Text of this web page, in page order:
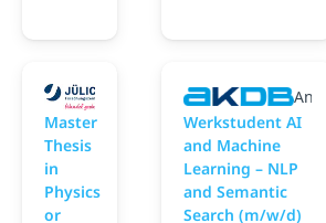
Forschungszentrum Jülich
Master
Thesis
in
Physics
or
Werkstudent AI
and Machine
Learning – NLP
and Semantic
Search (m/w/d)